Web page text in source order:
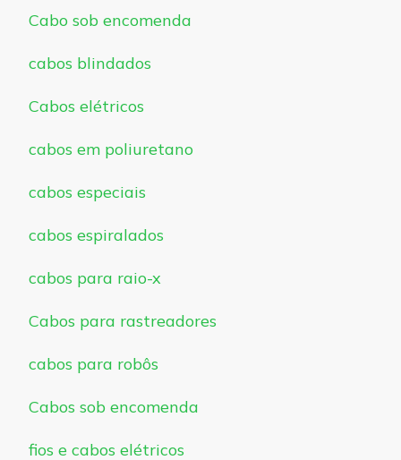
Cabo sob encomenda
cabos blindados
Cabos elétricos
cabos em poliuretano
cabos especiais
cabos espiralados
cabos para raio-x
Cabos para rastreadores
cabos para robôs
Cabos sob encomenda
fios e cabos elétricos